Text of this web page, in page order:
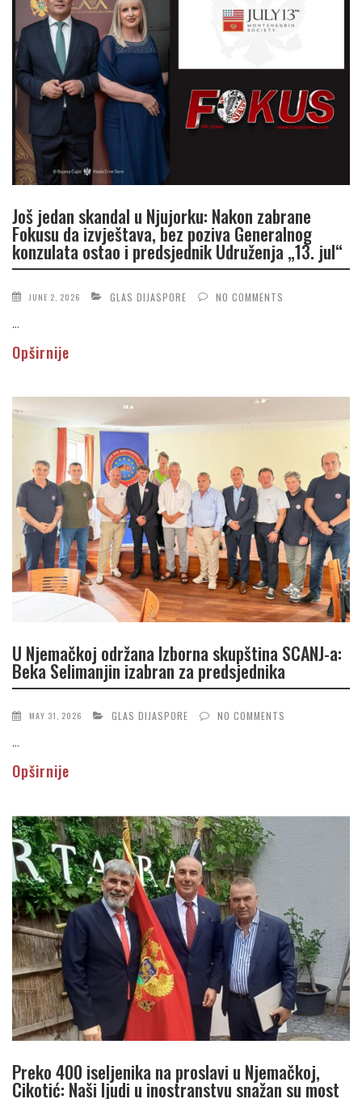
Još jedan skandal u Njujorku: Nakon zabrane
Fokusu da izvještava, bez poziva Generalnog
konzulata ostao i predsjednik Udruženja „13. jul“
JUNE 2, 2026 GLAS DIJASPORE NO COMMENTS
...
Opširnije
U Njemačkoj održana Izborna skupština SCANJ-a:
Beka Selimanjin izabran za predsjednika
MAY 31, 2026 GLAS DIJASPORE NO COMMENTS
...
Opširnije
Preko 400 iseljenika na proslavi u Njemačkoj,
Cikotić: Naši ljudi u inostranstvu snažan su most